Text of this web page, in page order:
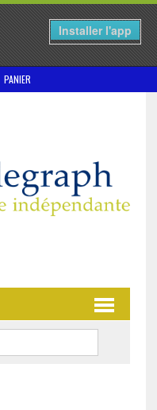
Installer l'app
PANIER